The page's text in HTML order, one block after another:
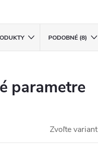
PODOBNÉ (8)
parametre
Zvoľte variant